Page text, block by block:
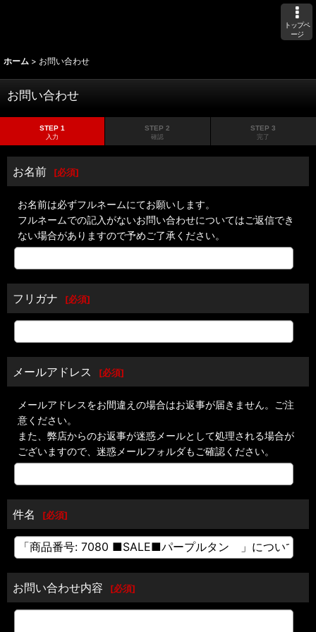
トップペ
ージ
ホーム > お問い合わせ
お問い合わせ
STEP 1
入力
STEP 2
確認
STEP 3
完了
お名前 [必須]
お名前は必ずフルネームにてお願いします。
フルネームでの記入がないお問い合わせについてはご返信でき
ない場合がありますので予めご了承ください。
フリガナ [必須]
メールアドレス [必須]
メールアドレスをお間違えの場合はお返事が届きません。ご注
意ください。
また、弊店からのお返事が迷惑メールとして処理される場合が
ございますので、迷惑メールフォルダもご確認ください。
件名 [必須]
お問い合わせ内容 [必須]